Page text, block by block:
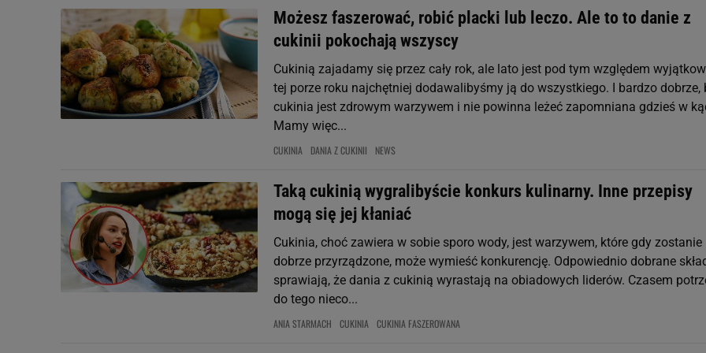
Możesz faszerować, robić placki lub leczo. Ale to to danie z
cukinii pokochają wszyscy
Cukinią zajadamy się przez cały rok, ale lato jest pod tym względem
tej porze roku najchętniej dodawalibyśmy ją do wszystkiego. I bardzo dobrze,
cukinia jest zdrowym warzywem i nie powinna leżeć zapomniana gdzieś w
Mamy więc...
CUKINIA DANIA Z CUKINII NEWS
Taką cukinią wygralibyście konkurs kulinarny. Inne przepisy
mogą się jej kłaniać
Cukinia, choć zawiera w sobie sporo wody, jest warzywem, które gdy zostanie
dobrze przyrządzone, może wymieść konkurencję. Odpowiednio dobrane
sprawiają, że dania z cukinią wyrastają na obiadowych liderów. Czasem
do tego nieco...
ANIA STARMACH CUKINIA CUKINIA FASZEROWANA